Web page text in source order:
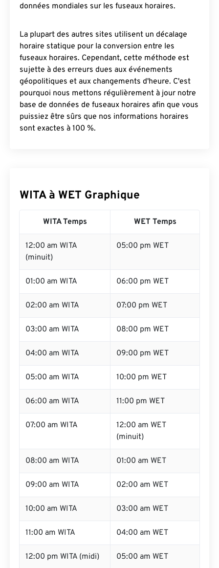
données mondiales sur les fuseaux horaires.
La plupart des autres sites utilisent un décalage
horaire statique pour la conversion entre les
fuseaux horaires. Cependant, cette méthode est
sujette à des erreurs dues aux événements
géopolitiques et aux changements d'heure. C'est
pourquoi nous mettons régulièrement à jour notre
base de données de fuseaux horaires afin que vous
puissiez être sûrs que nos informations horaires
sont exactes à 100 %.
WITA à WET Graphique
WITA Temps WET Temps
12:00 am WITA
(minuit)
05:00 pm WET
01:00 am WITA 06:00 pm WET
02:00 am WITA 07:00 pm WET
03:00 am WITA 08:00 pm WET
04:00 am WITA 09:00 pm WET
05:00 am WITA 10:00 pm WET
06:00 am WITA 11:00 pm WET
07:00 am WITA
12:00 am WET
(minuit)
08:00 am WITA 01:00 am WET
09:00 am WITA 02:00 am WET
10:00 am WITA 03:00 am WET
11:00 am WITA 04:00 am WET
12:00 pm WITA (midi) 05:00 am WET